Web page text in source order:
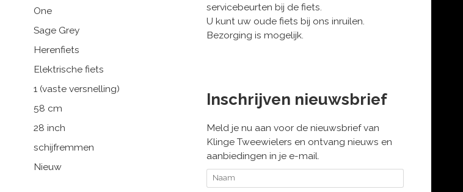
One
Sage Grey
Herenfiets
Elektrische fiets
1 (vaste versnelling)
58 cm
28 inch
schijfremmen
Nieuw
servicebeurten bij de fiets.
U kunt uw oude fiets bij ons inruilen.
Bezorging is mogelijk.
Inschrijven nieuwsbrief
Meld je nu aan voor de nieuwsbrief van
Klinge Tweewielers en ontvang nieuws en
aanbiedingen in je e-mail.